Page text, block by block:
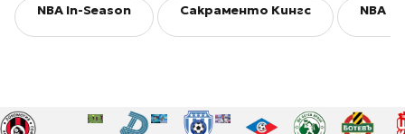
NBA In-Season Сакраменто Кингс NBA